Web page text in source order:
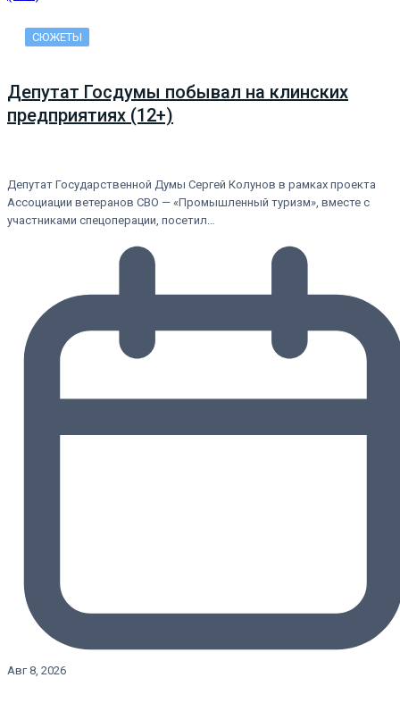
СЮЖЕТЫ
Депутат Госдумы побывал на клинских
предприятиях (12+)
Депутат Государственной Думы Сергей Колунов в рамках проекта
Ассоциации ветеранов СВО — «Промышленный туризм», вместе с
участниками спецоперации, посетил…
Авг 8, 2026